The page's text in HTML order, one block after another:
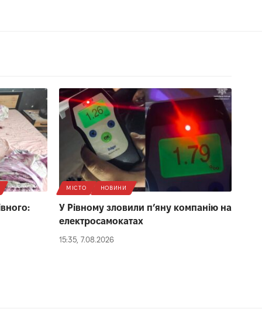
МІСТО НОВИНИ
У Рівному зловили п’яну компанію на
електросамокатах
15:35, 7.08.2026